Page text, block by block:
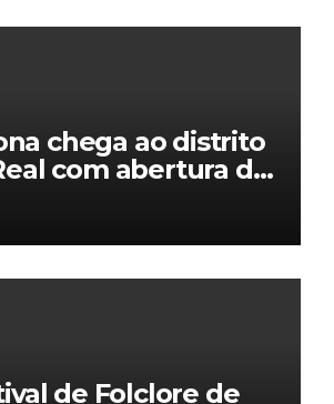
chega ao distrito
com abertura da
em setembro
de Folclore de